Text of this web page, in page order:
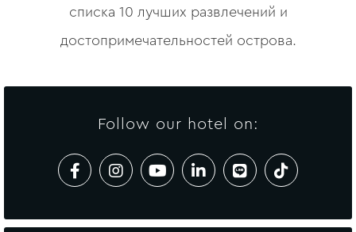
списка 10 лучших развлечений и
достопримечательностей острова.
Follow our hotel on: